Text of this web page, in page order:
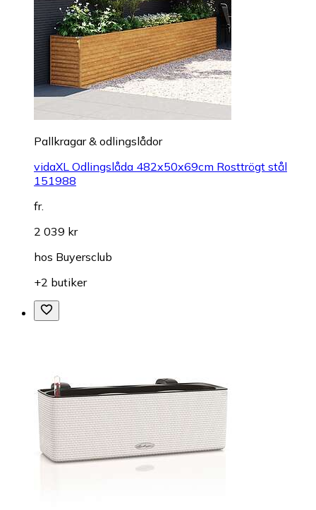
Pallkragar & odlingslådor
vidaXL Odlingslåda 482x50x69cm Rosttrögt stål
151988
fr.
2 039 kr
hos Buyersclub
+2 butiker